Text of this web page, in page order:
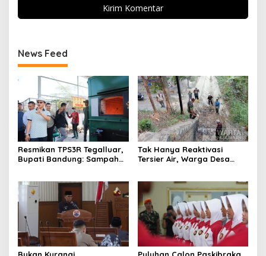
News Feed
Resmikan TPS3R Tegalluar,
Bupati Bandung: Sampah
Tak Hanya Reaktivasi
Tersier Air, Warga Desa